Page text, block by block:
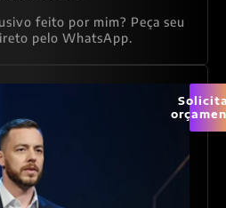
feito por mim? Peça seu
pelo WhatsApp.